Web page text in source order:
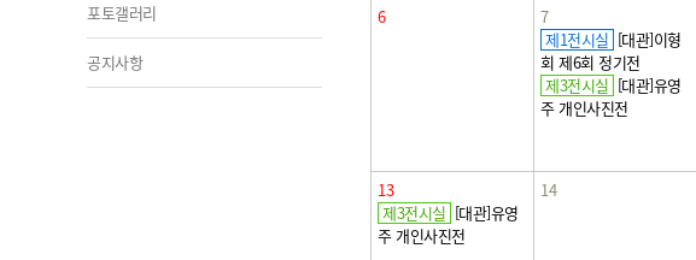
포토갤러리
공지사항
6
7
제1전시실 [대관]이형
회 제6회 정기전
제3전시실 [대관]유영
주 개인사진전
13
제3전시실 [대관]유영
주 개인사진전
14